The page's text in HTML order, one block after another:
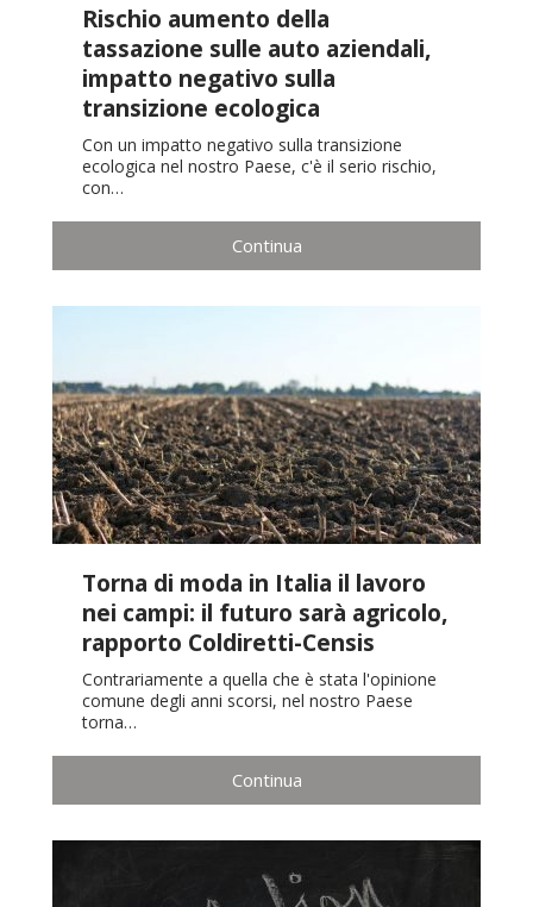
Rischio aumento della
tassazione sulle auto aziendali,
impatto negativo sulla
transizione ecologica
Con un impatto negativo sulla transizione
ecologica nel nostro Paese, c'è il serio rischio,
con…
Continua
Torna di moda in Italia il lavoro
nei campi: il futuro sarà agricolo,
rapporto Coldiretti-Censis
Contrariamente a quella che è stata l'opinione
comune degli anni scorsi, nel nostro Paese
torna…
Continua